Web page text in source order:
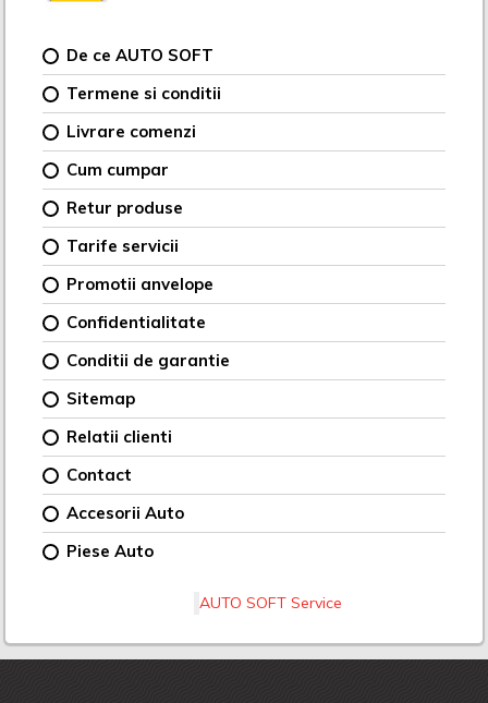
De ce AUTO SOFT
Termene si conditii
Livrare comenzi
Cum cumpar
Retur produse
Tarife servicii
Promotii anvelope
Confidentialitate
Conditii de garantie
Sitemap
Relatii clienti
Contact
Accesorii Auto
Piese Auto
AUTO SOFT Service